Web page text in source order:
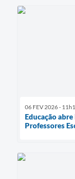
06 FEV 2026 -
Educação
Professores